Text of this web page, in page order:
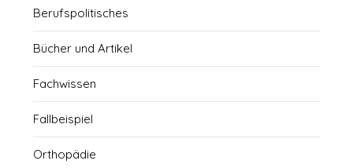
Berufspolitisches
Bücher und Artikel
Fachwissen
Fallbeispiel
Orthopädie